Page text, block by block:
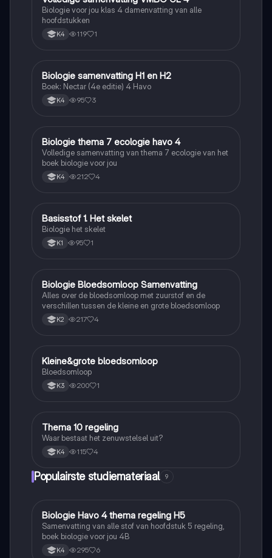
Biologie voor jou klas 4 damenvatting van alle
hoofdstukken
K4 119 1
Biologie
Biologie samenvatting H1 en H2
Boek: Nectar (4e editie) 4 Havo
K4 95 3
Biologie
Biologie thema 7 ecologie havo 4
Volledige samenvatting van thema 7 ecologie van het
boek biologie voor jou
K4 212 4
Biologie
Basisstof 1. Het skelet
Biologie het skelet
K1 95 1
Biologie
Biologie Bloedsomloop Samenvatting
Alles over de bloedsomloop met zuurstof en de
verschillen tussen de kleine en grote bloedsomloop
K2 217 4
Biologie
Kleine&grote bloedsomloop
Bloedsomloop
K3 200 1
Biologie
Thema 10 regeling
Waar bestaat het zenuwstelsel uit?
K4 115 4
Populairste studiemateriaal 9
Biologie
Biologie Havo 4 thema regeling H5
Samenvatting van alle stof van hoofdstuk 5 regeling,
boek biologie voor jou 4B
K4 295 6